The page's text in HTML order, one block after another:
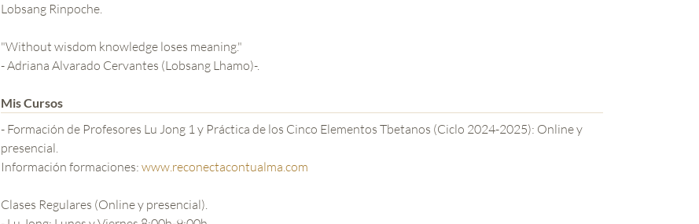
Lobsang Rinpoche.
"Without wisdom knowledge loses meaning."
- Adriana Alvarado Cervantes (Lobsang Lhamo)-.
Mis Cursos
- Formación de Profesores Lu Jong 1 y Práctica de los Cinco Elementos Tbetanos (Ciclo 2024-2025): Online y
presencial.
Información formaciones: www.reconectacontualma.com
Clases Regulares (Online y presencial).